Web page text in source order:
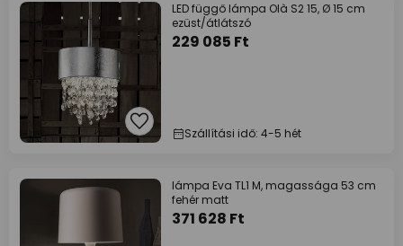
LED függő lámpa Olà S2 15, Ø 15 cm
ezüst/átlátszó
229 085 Ft
Szállítási idő: 4-5 hét
lámpa Eva TL1 M, magassága 53 cm
fehér matt
371 628 Ft